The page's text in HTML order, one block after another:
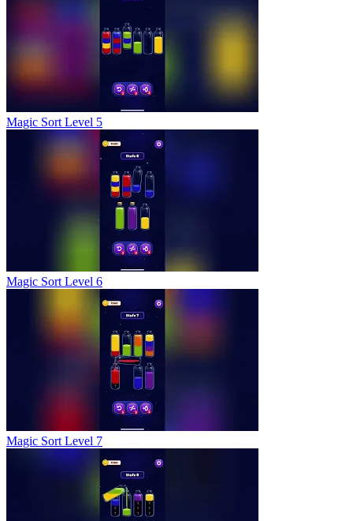
Magic Sort Level 5
Magic Sort Level 6
Magic Sort Level 7